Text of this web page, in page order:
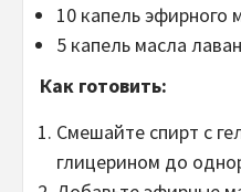
10 капель эфирного
5 капель масла
Как готовить:
Смешайте спирт с
глицерином до